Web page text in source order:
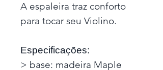
A espaleira traz conforto
para tocar seu Violino.
Especificações:
> base: madeira Maple